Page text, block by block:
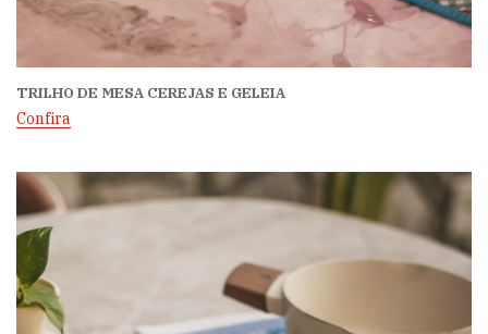
TRILHO DE MESA CEREJAS E GELEIA
Confira